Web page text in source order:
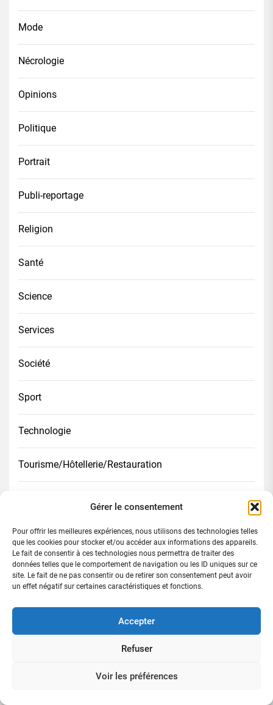
Gérer le consentement
Pour offrir les meilleures expériences, nous utilisons des technologies telles
que les cookies pour stocker et/ou accéder aux informations des appareils.
Le fait de consentir à ces technologies nous permettra de traiter des
données telles que le comportement de navigation ou les ID uniques sur ce
site. Le fait de ne pas consentir ou de retirer son consentement peut avoir
un effet négatif sur certaines caractéristiques et fonctions.
Accepter
Refuser
Voir les préférences
Mode
Nécrologie
Opinions
Politique
Portrait
Publi-reportage
Religion
Santé
Science
Services
Société
Sport
Technologie
Tourisme/Hôtellerie/Restauration
Dernières publications
Abobo-Derrière-Rail : le commissaire YAO Kouassi
KOFFI Michel redonne un nouveau visage au 21éme
Sahara marocain | La Colombie reconnaît
officiellement la souveraineté du Maroc et ouvre une